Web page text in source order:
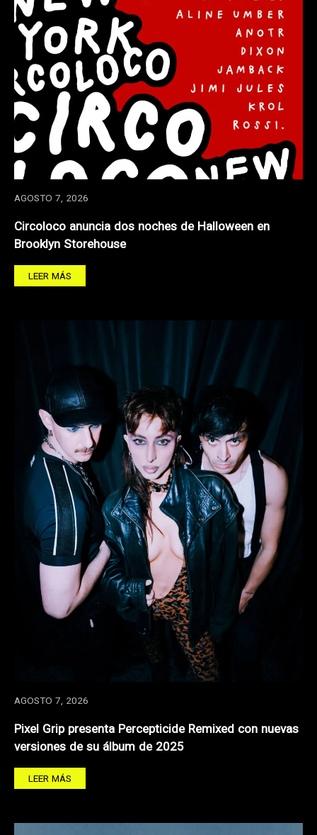
AGOSTO 7, 2026
Circoloco anuncia dos noches de Halloween en
Brooklyn Storehouse
LEER MÁS
AGOSTO 7, 2026
Pixel Grip presenta Percepticide Remixed con nuevas
versiones de su álbum de 2025
LEER MÁS